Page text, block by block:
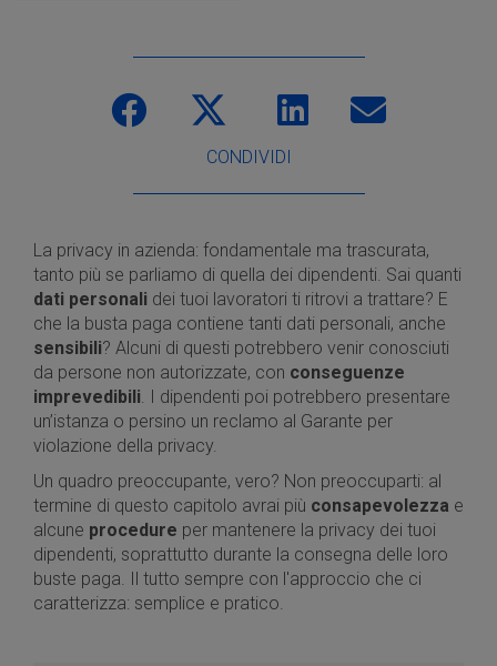
CONDIVIDI
La privacy in azienda: fondamentale ma trascurata,
tanto più se parliamo di quella dei dipendenti. Sai quanti
dati personali dei tuoi lavoratori ti ritrovi a trattare? E
che la busta paga contiene tanti dati personali, anche
sensibili? Alcuni di questi potrebbero venir conosciuti
da persone non autorizzate, con conseguenze
imprevedibili. I dipendenti poi potrebbero presentare
un’istanza o persino un reclamo al Garante per
violazione della privacy.
Un quadro preoccupante, vero? Non preoccuparti: al
termine di questo capitolo avrai più consapevolezza e
alcune procedure per mantenere la privacy dei tuoi
dipendenti, soprattutto durante la consegna delle loro
buste paga. Il tutto sempre con l'approccio che ci
caratterizza: semplice e pratico.